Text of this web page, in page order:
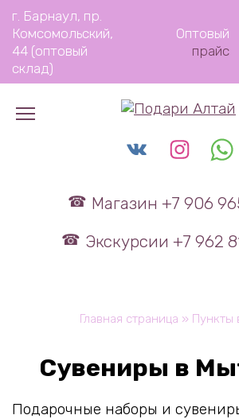
Перейти
содержанию
г. Барнаул, пр.
Комсомольский,
44 (оптовый
склад)
Оптовый
прайс
Магазин +7 906
Экскурсии +7 962
Главная страница » Пункты
Сувениры в
Подарочные наборы и